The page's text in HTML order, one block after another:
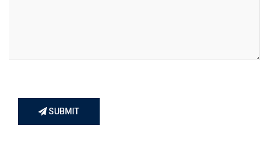
SUBMIT